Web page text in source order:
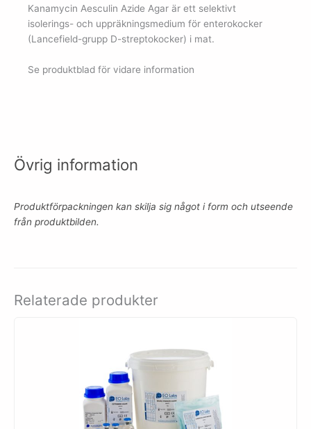
Kanamycin Aesculin Azide Agar är ett selektivt
isolerings- och uppräkningsmedium för enterokocker
(Lancefield-grupp D-streptokocker) i mat.
Se produktblad för vidare information
Övrig information
Produktförpackningen kan skilja sig något i form och utseende
från produktbilden.
Relaterade produkter